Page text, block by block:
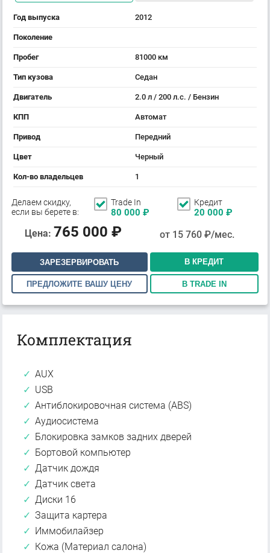
Год выпуска 2012
Поколение
Пробег 81000 км
Тип кузова Седан
Двигатель 2.0 л / 200 л.с. / Бензин
КПП Автомат
Привод Передний
Цвет Черный
Кол-во владельцев 1
Делаем скидку,
если вы берете в:
Trade In
80 000 ₽
Кредит
20 000 ₽
Цена: 765 000 ₽ от 15 760₽/мес.
ЗАРЕЗЕРВИРОВАТЬ В КРЕДИТ
ПРЕДЛОЖИТЕ ВАШУ ЦЕНУ В TRADE IN
Комплектация
AUX
USB
Антиблокировочная система (ABS)
Аудиосистема
Блокировка замков задних дверей
Бортовой компьютер
Датчик дождя
Датчик света
Диски 16
Защита картера
Иммобилайзер
Кожа (Материал салона)